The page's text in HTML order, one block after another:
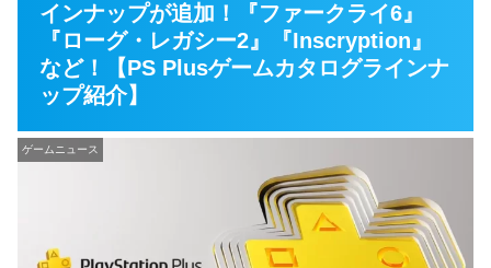
インナップが追加！『ファークライ6』
『ローグ・レガシー2』『Inscryption』
など！【PS Plusゲームカタログラインナ
ップ紹介】
ゲームニュース